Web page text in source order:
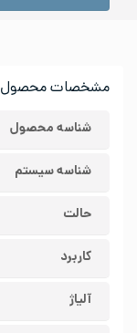
مشخصات محصول
شناسه محصول
شناسه سیستم
حالت
کاربرد
آلیاژ